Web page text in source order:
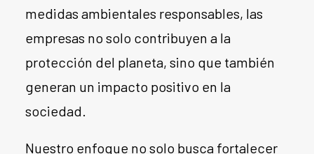
medidas ambientales responsables, las
empresas no solo contribuyen a la
protección del planeta, sino que también
generan un impacto positivo en la
sociedad.
Nuestro enfoque no solo busca fortalecer